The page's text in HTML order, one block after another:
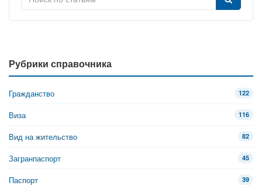
Рубрики справочника
Гражданство 122
Виза 116
Вид на жительство 82
Загранпаспорт 45
Паспорт 39